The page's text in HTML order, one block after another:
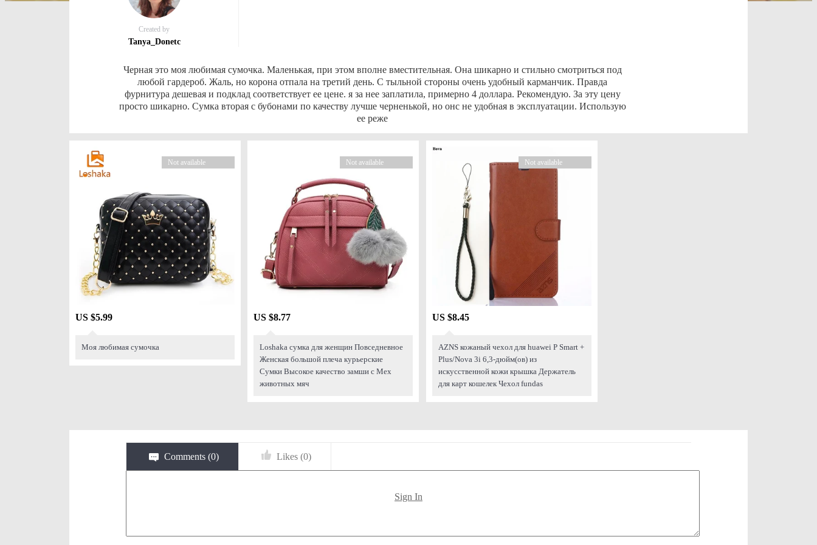
Created by
Tanya_Donetc
Черная это моя любимая сумочка. Маленькая, при этом вполне вместительная. Она шикарно и стильно смотриться под
любой гардероб. Жаль, но корона отпала на третий день. С тыльной стороны очень удобный карманчик. Правда
фурнитура дешевая и подклад соответствует ее цене. я за нее заплатила, примерно 4 доллара. Рекомендую. За эту цену
просто шикарно. Сумка вторая с бубонами по качеству лучше черненькой, но онс не удобная в эксплуатации. Использую
ее реже
Not available
US $5.99
Моя любимая сумочка
Not available
US $8.77
Loshaka сумка для женщин Повседневное
Женская большой плеча курьерские
Сумки Высокое качество замши с Мех
животных мяч
Not available
US $8.45
AZNS кожаный чехол для huawei P Smart +
Plus/Nova 3i 6,3-дюйм(ов) из
искусственной кожи крышка Держатель
для карт кошелек Чехол fundas
Comments (0) Likes (0)
Sign In